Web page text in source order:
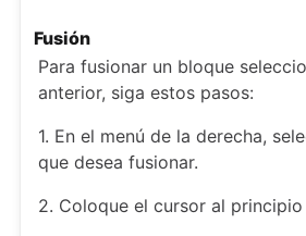
Fusión
Para fusionar un bloque
anterior, siga estos pasos:
1. En el menú de la derecha,
que desea fusionar.
2. Coloque el cursor al